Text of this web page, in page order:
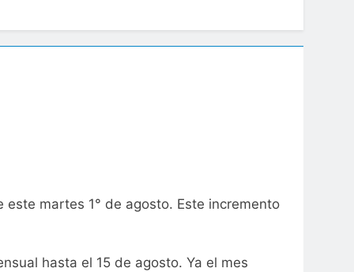
martes 1° de agosto. Este incremento
hasta el 15 de agosto. Ya el mes